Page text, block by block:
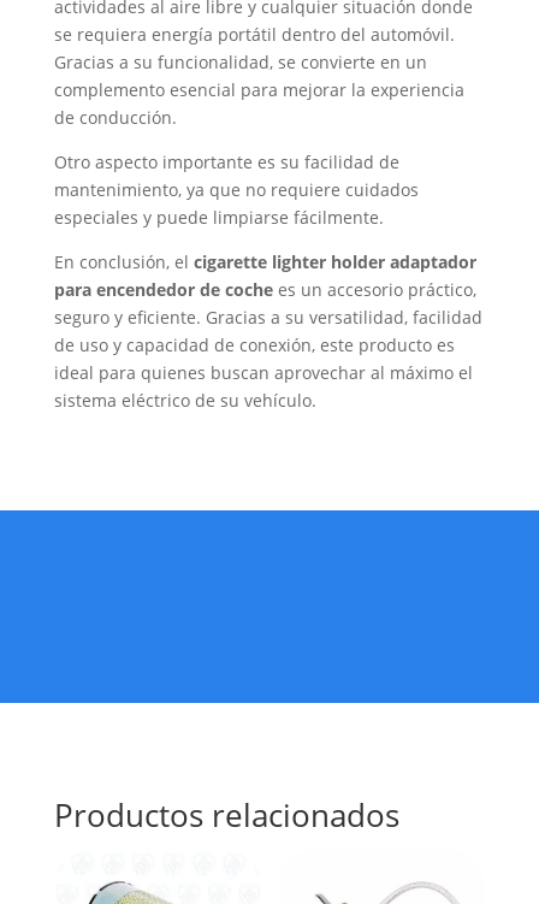
actividades al aire libre y cualquier situación donde
se requiera energía portátil dentro del automóvil.
Gracias a su funcionalidad, se convierte en un
complemento esencial para mejorar la experiencia
de conducción.
Otro aspecto importante es su facilidad de
mantenimiento, ya que no requiere cuidados
especiales y puede limpiarse fácilmente.
En conclusión, el cigarette lighter holder adaptador
para encendedor de cochees un accesorio práctico,
seguro y eficiente. Gracias a su versatilidad, facilidad
de uso y capacidad de conexión, este producto es
ideal para quienes buscan aprovechar al máximo el
sistema eléctrico de su vehículo.
Productos relacionados